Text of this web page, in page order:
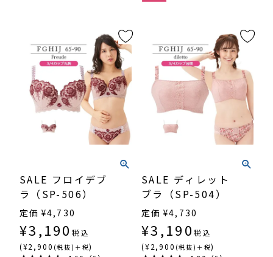
SALE フロイデブ
ラ（SP-506）
定価 ¥4,730
¥3,190 税込
(¥2,900 (税抜)＋税)
SALE ディレット
ブラ（SP-504）
定価 ¥4,730
¥3,190 税込
(¥2,900 (税抜)＋税)